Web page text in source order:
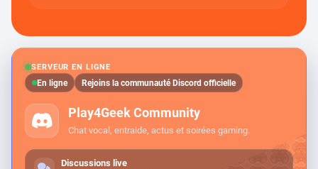
SERVEUR EN LIGNE
En ligne Rejoins la communauté Discord officielle
Play4Geek Community
Chat vocal, entraide, actus et soirées gaming.
Discussions live